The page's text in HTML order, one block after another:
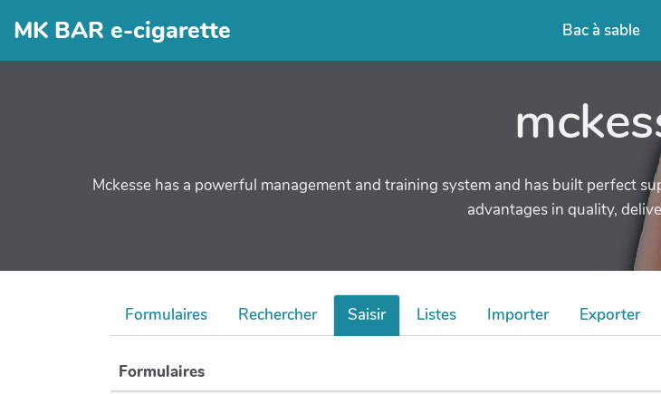
MK BAR e-cigarette Bac à sable
Mckesse has a powerful management and training system and has built perfect
advantages in quality,
Formulaires Rechercher Saisir Listes Importer Exporter
Formulaires